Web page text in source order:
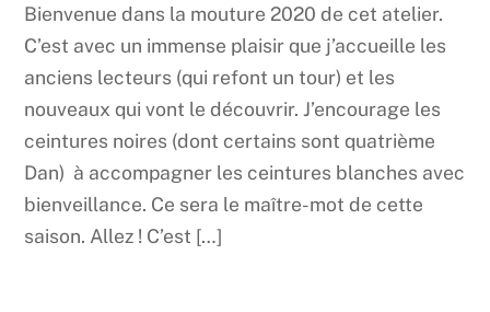
Bienvenue dans la mouture 2020 de cet atelier.
C’est avec un immense plaisir que j’accueille les
anciens lecteurs (qui refont un tour) et les
nouveaux qui vont le découvrir. J’encourage les
ceintures noires (dont certains sont quatrième
Dan) à accompagner les ceintures blanches avec
bienveillance. Ce sera le maître-mot de cette
saison. Allez ! C’est […]